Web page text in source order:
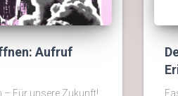
Aufruf
– Für unsere Zukunft!